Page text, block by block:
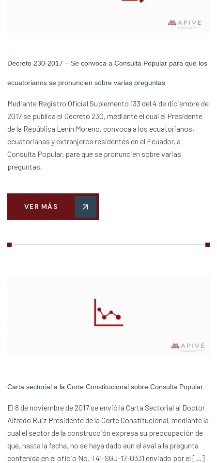
Decreto 230-2017 – Se convoca a Consulta Popular para que los
ecuatorianos se pronuncien sobre varias preguntas
Mediante Registro Oficial Suplemento 133 del 4 de diciembre de
2017 se publica el Decreto 230, mediante el cual el Presidente
de la República Lenín Moreno, convoca a los ecuatorianos,
ecuatorianas y extranjeros residentes en el Ecuador, a
Consulta Popular, para que se pronuncien sobre varias
preguntas.
VER MÁS
Carta sectorial a la Corte Constitucional sobre Consulta Popular
El 8 de noviembre de 2017 se envió la Carta Sectorial al Doctor
Alfredo Ruiz Presidente de la Corte Constitucional, mediante la
cual el sector de la construcción expresa su preocupación de
que, hasta la fecha, no se haya dado aún el aval a la pregunta
contenida en el oficio No. T41-SGJ-17-0331 enviado por el […]